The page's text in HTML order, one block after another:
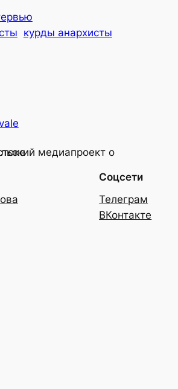
(Открывается
в
новом
окне)
новом
окне)
курды анархисты
Востоке
Соцсети
Телеграм
ВКонтакте